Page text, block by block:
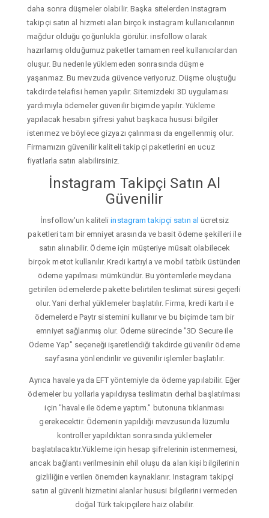
daha sonra düşmeler olabilir. Başka sitelerden Instagram
takipçi satın al hizmeti alan birçok instagram kullanıcılarının
mağdur olduğu çoğunlukla görülür. insfollow olarak
hazırlamış olduğumuz paketler tamamen reel kullanıcılardan
oluşur. Bu nedenle yüklemeden sonrasında düşme
yaşanmaz. Bu mevzuda güvence veriyoruz. Düşme oluştuğu
takdirde telafisi hemen yapılır. Sitemizdeki 3D uygulaması
yardımıyla ödemeler güvenilir biçimde yapılır. Yükleme
yapılacak hesabın şifresi yahut başkaca hususi bilgiler
istenmez ve böylece gizyazı çalınması da engellenmiş olur.
Firmamızın güvenilir kaliteli takipçi paketlerini en ucuz
fiyatlarla satın alabilirsiniz.
İnstagram Takipçi Satın Al
Güvenilir
İnsfollow'un kaliteliinstagram takipçi satın al ücretsiz
paketleri tam bir emniyet arasında ve basit ödeme şekilleri ile
satın alınabilir. Ödeme için müşteriye müsait olabilecek
birçok metot kullanılır. Kredi kartıyla ve mobil tatbik üstünden
ödeme yapılması mümkündür. Bu yöntemlerle meydana
getirilen ödemelerde pakette belirtilen teslimat süresi geçerli
olur. Yani derhal yüklemeler başlatılır. Firma, kredi kartı ile
ödemelerde Paytr sistemini kullanır ve bu biçimde tam bir
emniyet sağlanmış olur. Ödeme sürecinde "3D Secure ile
Ödeme Yap" seçeneği işaretlendiği takdirde güvenilir ödeme
sayfasına yönlendirilir ve güvenilir işlemler başlatılır.
Ayrıca havale yada EFT yöntemiyle da ödeme yapılabilir. Eğer
ödemeler bu yollarla yapıldıysa teslimatın derhal başlatılması
için "havale ile ödeme yaptım." butonuna tıklanması
gerekecektir. Ödemenin yapıldığı mevzusunda lüzumlu
kontroller yapıldıktan sonrasında yüklemeler
başlatılacaktır.Yükleme için hesap şifrelerinin istenmemesi,
ancak bağlantı verilmesinin ehil oluşu da alan kişi bilgilerinin
gizliliğine verilen önemden kaynaklanır. Instagram takipçi
satın al güvenli hizmetini alanlar hususi bilgilerini vermeden
doğal Türk takipçilere haiz olabilir.